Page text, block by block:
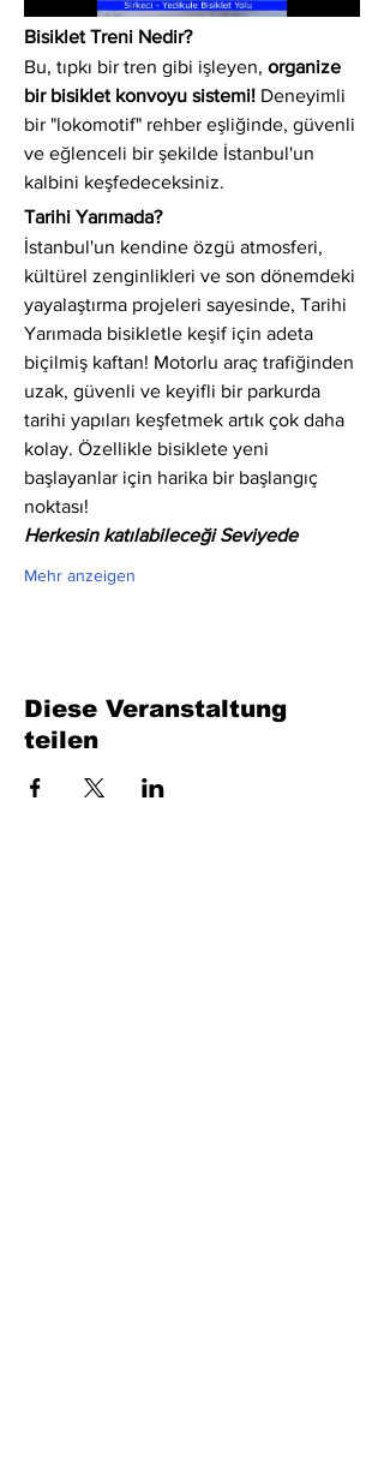
Bisiklet Treni Nedir?
Bu, tıpkı bir tren gibi işleyen, organize
bir bisiklet konvoyu sistemi! Deneyimli
bir "lokomotif" rehber eşliğinde, güvenli
ve eğlenceli bir şekilde İstanbul'un
kalbini keşfedeceksiniz.
Tarihi Yarımada?
İstanbul'un kendine özgü atmosferi,
kültürel zenginlikleri ve son dönemdeki
yayalaştırma projeleri sayesinde, Tarihi
Yarımada bisikletle keşif için adeta
biçilmiş kaftan! Motorlu araç trafiğinden
uzak, güvenli ve keyifli bir parkurda
tarihi yapıları keşfetmek artık çok daha
kolay. Özellikle bisiklete yeni
başlayanlar için harika bir başlangıç
noktası!
Herkesin katılabileceği Seviyede
Mehr anzeigen
Diese Veranstaltung
teilen